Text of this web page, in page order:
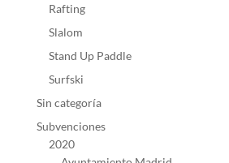
Rafting
Slalom
Stand Up Paddle
Surfski
Sin categoría
Subvenciones
2020